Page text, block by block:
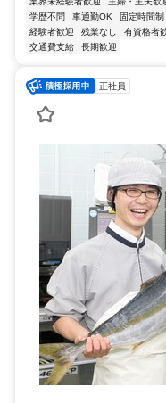
学歴不問
車通勤OK 固定時間制
経験者歓迎
残業なし 有資格者
交通費支給
長期歓迎
正社員